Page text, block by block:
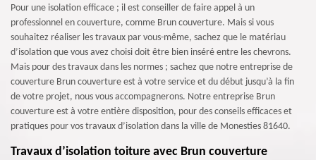
Pour une isolation efficace ; il est conseiller de faire appel à un
professionnel en couverture, comme Brun couverture. Mais si vous
souhaitez réaliser les travaux par vous-même, sachez que le matériau
d’isolation que vous avez choisi doit être bien inséré entre les chevrons.
Mais pour des travaux dans les normes ; sachez que notre entreprise de
couverture Brun couverture est à votre service et du début jusqu’à la fin
de votre projet, nous vous accompagnerons. Notre entreprise Brun
couverture est à votre entière disposition, pour des conseils efficaces et
pratiques pour vos travaux d’isolation dans la ville de Monesties 81640.
Travaux d’isolation toiture avec Brun couverture